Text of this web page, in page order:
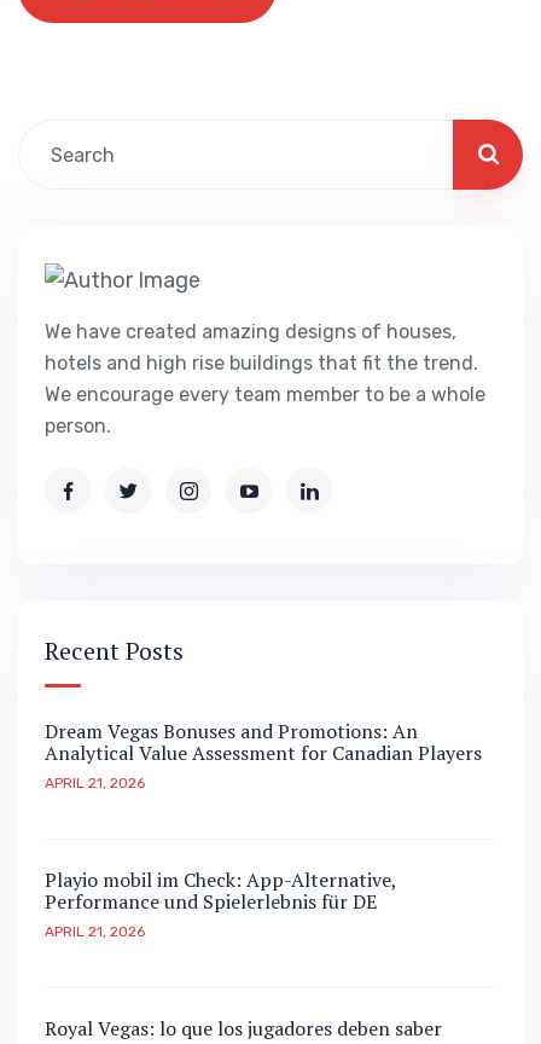
We have created amazing designs of houses,
hotels and high rise buildings that fit the trend.
We encourage every team member to be a whole
person.
Recent Posts
Dream Vegas Bonuses and Promotions: An
Analytical Value Assessment for Canadian Players
APRIL 21, 2026
Playio mobil im Check: App-Alternative,
Performance und Spielerlebnis für DE
APRIL 21, 2026
Royal Vegas: lo que los jugadores deben saber